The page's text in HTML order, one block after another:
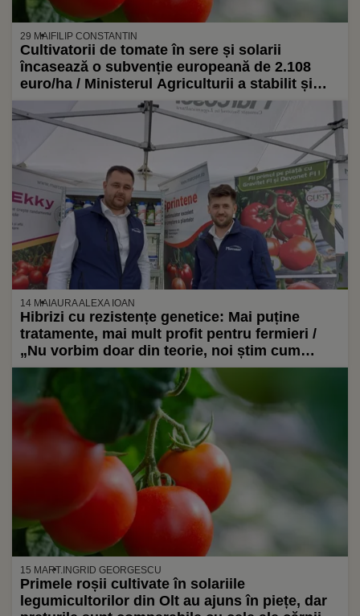
29 MAI FILIP CONSTANTIN
Cultivatorii de tomate în sere și solarii
încasează o subvenție europeană de 2.108
euro/ha / Ministerul Agriculturii a stabilit și
cuantumul subvențiilor pentru alte tipuri de
cultură, aferent anului 2024 – Monitorul Oficial
14 MAI AURA ALEXA IOAN
Hibrizi cu rezistențe genetice: Mai puține
tratamente, mai mult profit pentru fermieri /
„Nu vorbim doar din teorie, noi știm cum
reacționează plantele, pentru că le-am cultivat
15 MART. INGRID GEORGESCU
Primele roșii cultivate în solariile
legumicultorilor din Olt au ajuns în piețe, dar